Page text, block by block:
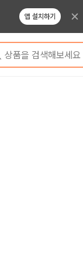
앱 설치하기
상품을 검색해보세요